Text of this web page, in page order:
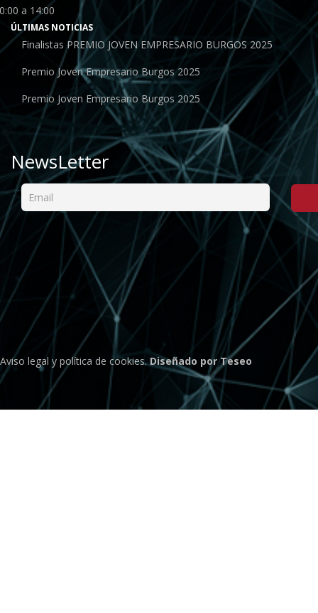
a 14:00
ÚLTIMAS NOTICIAS
Finalistas PREMIO JOVEN EMPRESARIO BURGOS 2025
Premio Joven Empresario Burgos 2025
Premio Joven Empresario Burgos 2025
NewsLetter
Aviso legal y política de cookies.Diseñado por Teseo